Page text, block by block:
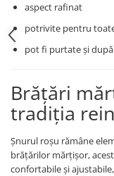
aspect rafinat
potrivite pentru
pot fi purtate și
Brățări
tradiția
Șnurul roșu rămâne
brățărilor mărțișor,
confortabile și